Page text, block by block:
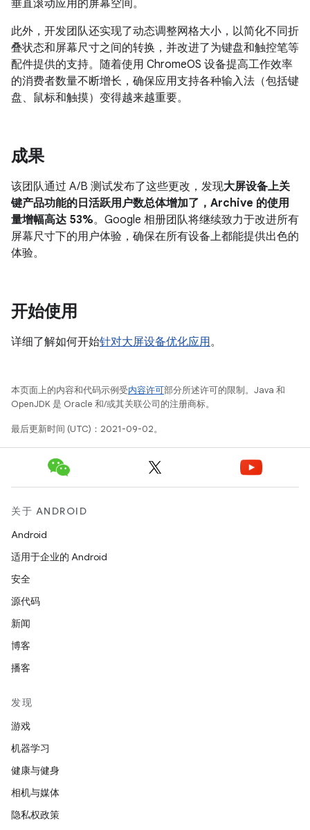
垂直滚动应用的屏幕空间。
此外，开发团队还实现了动态调整网格大小，以简化不同折
叠状态和屏幕尺寸之间的转换，并改进了为键盘和触控笔等
配件提供的支持。随着使用 ChromeOS 设备提高工作效率
的消费者数量不断增长，确保应用支持各种输入法（包括键
盘、鼠标和触摸）变得越来越重要。
成果
该团队通过 A/B 测试发布了这些更改，发现大屏设备上关
键产品功能的日活跃用户数总体增加了，Archive 的使用
量增幅高达 53%。Google 相册团队将继续致力于改进所有
屏幕尺寸下的用户体验，确保在所有设备上都能提供出色的
体验。
开始使用
详细了解如何开始针对大屏设备优化应用。
本页面上的内容和代码示例受内容许可部分所述许可的限制。Java 和
OpenJDK 是 Oracle 和/或其关联公司的注册商标。
最后更新时间 (UTC)：2021-09-02。
关于 ANDROID
Android
适用于企业的 Android
安全
源代码
新闻
博客
播客
发现
游戏
机器学习
健康与健身
相机与媒体
隐私权政策